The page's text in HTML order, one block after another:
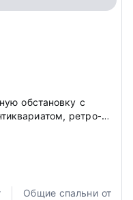
обстановку с
ретро-
и изготовленными
Он также
Общие спальни от